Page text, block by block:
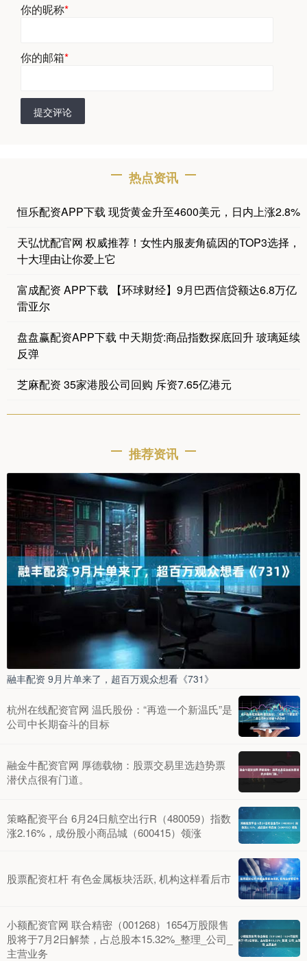
你的昵称*
你的邮箱*
提交评论
热点资讯
恒乐配资APP下载 现货黄金升至4600美元，日内上涨2.8%
天弘忧配官网 权威推荐！女性内服麦角硫因的TOP3选择，
十大理由让你爱上它
富成配资 APP下载 【环球财经】9月巴西信贷额达6.8万亿
雷亚尔
盘盘赢配资APP下载 中天期货:商品指数探底回升 玻璃延续
反弹
芝麻配资 35家港股公司回购 斥资7.65亿港元
推荐资讯
融丰配资 9月片单来了，超百万观众想看《731》
杭州在线配资官网 温氏股份：“再造一个新温氏”是
公司中长期奋斗的目标
融金牛配资官网 厚德载物：股票交易里选趋势票
潜伏点很有门道。
策略配资平台 6月24日航空出行R（480059）指数
涨2.16%，成份股小商品城（600415）领涨
股票配资杠杆 有色金属板块活跃, 机构这样看后市
小额配资官网 联合精密（001268）1654万股限售
股将于7月2日解禁，占总股本15.32%_整理_公司_
主营业务